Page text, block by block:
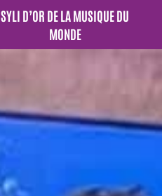
SYLI D’OR DE LA MUSIQUE DU
MONDE